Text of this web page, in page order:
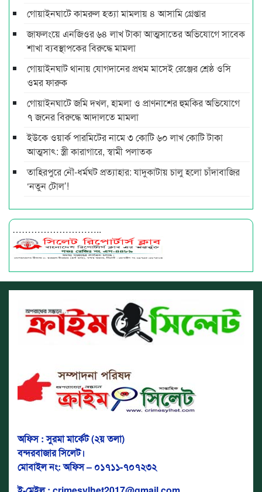
গোয়াইনঘাটে কামরুল হত্যা মামলায় ৪ আসামি গ্রেপ্তার
জাফলংয়ে এনজিওর ৬৪ লাখ টাকা আত্মসাতের অভিযোগে সাবেক
শাখা ব্যবস্থাপকের বিরুদ্ধে মামলা
গোয়াইনঘাট থানায় যোগদানের প্রথম মাসেই রেঞ্জের শ্রেষ্ঠ ওসি
ওমর ফারুক
গোয়াইনঘাটে জমি দখল, হামলা ও প্রাণনাশের হুমকির অভিযোগে
৭ জনের বিরুদ্ধে আদালতে মামলা
ইউকে ওয়ার্ক পারমিটের নামে ৩ কোটি ৬০ লাখ কোটি টাকা
আত্মসাৎ: স্ত্রী কারাগারে, স্বামী পলাতক
তাহিরপুরে নৌ-ধর্মঘট প্রত্যাহার: যাদুকাটায় চালু হলো চাঁদাবাজির
‘নতুন টোল’!
………………………..
অফিস : সুরমা মার্কেট (২য় তলা)
বন্দরবাজার সিলেট।
মোবাইল নং: অফিস – ০১৭১১-৭০৭২৩২